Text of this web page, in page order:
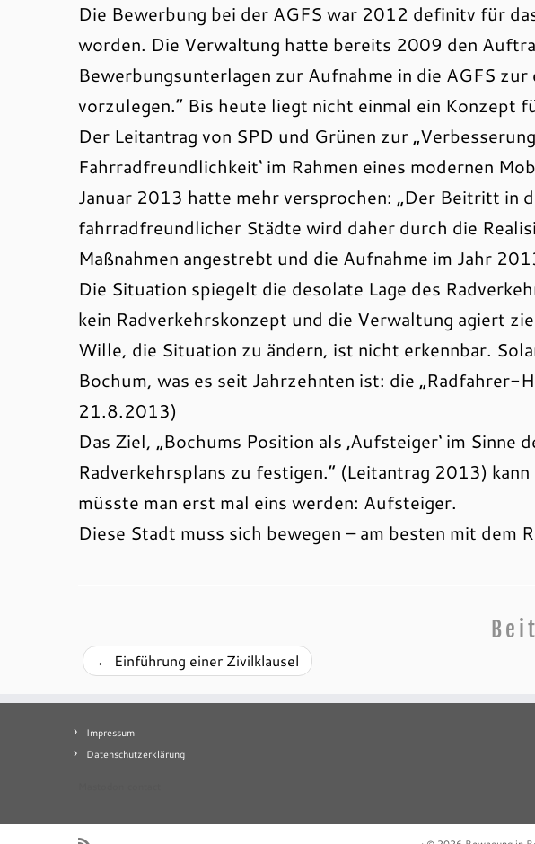
Die Bewerbung bei der AGFS war 2012 definitv für
worden. Die Verwaltung hatte bereits 2009 den
Bewerbungsunterlagen zur Aufnahme in die AGFS
vorzulegen.“ Bis heute liegt nicht einmal ein Konzept
Der Leitantrag von SPD und Grünen zur
Fahrradfreundlichkeit‘ im Rahmen eines modernen
Januar 2013 hatte mehr versprochen: „Der Beitritt in
fahrradfreundlicher Städte wird daher durch die
Maßnahmen angestrebt und die Aufnahme im Jahr
Die Situation spiegelt die desolate Lage des
kein Radverkehrskonzept und die Verwaltung agiert
Wille, die Situation zu ändern, ist nicht erkennbar.
Bochum, was es seit Jahrzehnten ist: die „Radfahrer-
21.8.2013)
Das Ziel, „Bochums Position als ‚Aufsteiger‘ im Sinne
Radverkehrsplans zu festigen.“ (Leitantrag 2013)
müsste man erst mal eins werden: Aufsteiger.
Diese Stadt muss sich bewegen – am besten mit dem
← Einführung einer Zivilklausel
Impressum
Datenschutzerklärung